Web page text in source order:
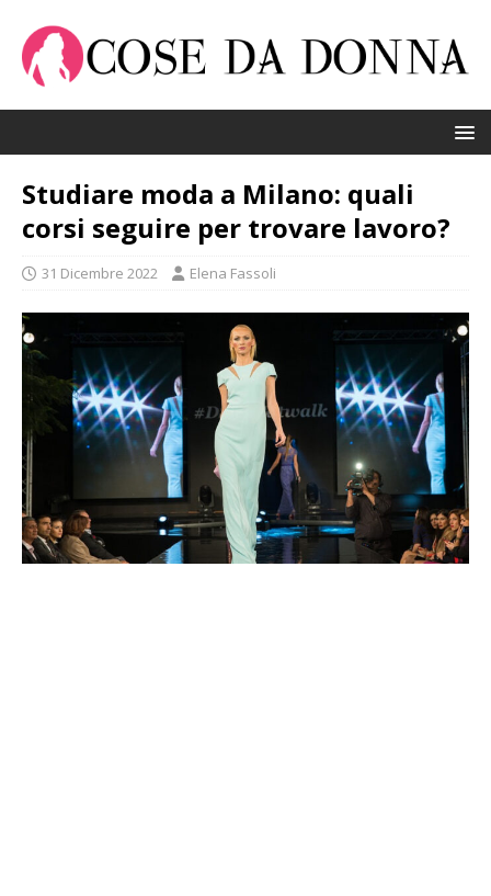
Studiare moda a Milano: quali
corsi seguire per trovare lavoro?
31 Dicembre 2022 Elena Fassoli